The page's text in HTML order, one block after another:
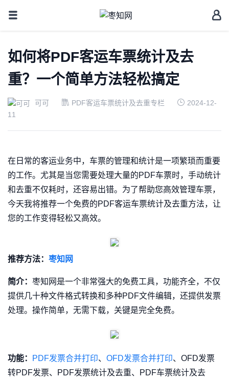
如何将PDF客运车票统计及去
重？一个简单方法轻松搞定
可可 PDF客运车票统计及去重专栏
2024-12-
11
在日常的客运业务中，车票的管理和统计是一项繁琐而重要
的工作。尤其是当您需要处理大量的PDF车票时，手动统计
和去重不仅耗时，还容易出错。为了帮助您高效管理车票，
今天我将推荐一个免费的PDF客运车票统计及去重方法，让
您的工作变得轻松又高效。
推荐方法： 枣知网
简介： 枣知网是一个非常强大的免费工具，功能齐全，不仅
提供几十种文件格式转换和多种PDF文件编辑，还提供发票
处理。操作简单，无需下载，关键是完全免费。
功能： PDF发票合并打印、 OFD发票合并打印、OFD发票
转PDF发票、PDF发票统计及去重、PDF车票统计及去